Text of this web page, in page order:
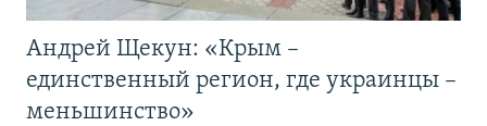
Андрей Щекун: «Крым –
единственный регион, где украинцы –
меньшинство»